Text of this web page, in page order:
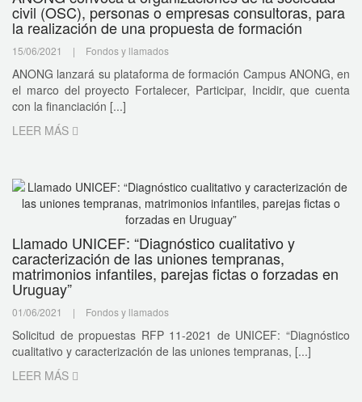
civil (OSC), personas o empresas consultoras, para
la realización de una propuesta de formación
15/06/2021 | Fondos y llamados
ANONG lanzará su plataforma de formación Campus ANONG, en
el marco del proyecto Fortalecer, Participar, Incidir, que cuenta
con la financiación [...]
LEER MÁS
Llamado UNICEF: “Diagnóstico cualitativo y
caracterización de las uniones tempranas,
matrimonios infantiles, parejas fictas o forzadas en
Uruguay”
01/06/2021 | Fondos y llamados
Solicitud de propuestas RFP 11-2021 de UNICEF: “Diagnóstico
cualitativo y caracterización de las uniones tempranas, [...]
LEER MÁS